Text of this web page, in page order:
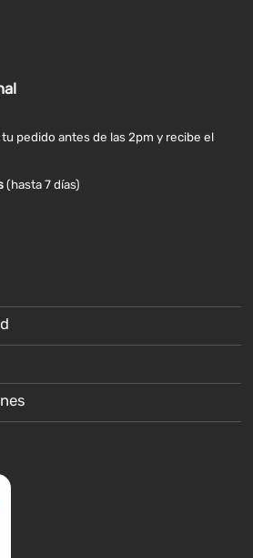
tu pedido antes de las 2pm y recibe el
(hasta 7 días)